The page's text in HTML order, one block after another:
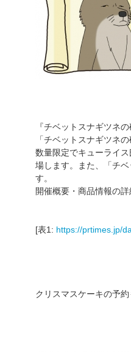
『チベットスナギツネ
「チベットスナギツネ
数量限定でキューライ
場します。また、「チ
す。
開催概要・商品情報の
[表1: https://prtimes.jp/
クリスマスケーキの予約